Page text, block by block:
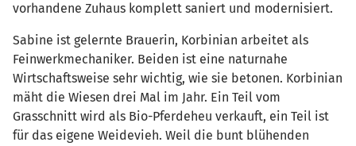
vorhandene Zuhaus komplett saniert und modernisiert.
Sabine ist gelernte Brauerin, Korbinian arbeitet als
Feinwerkmechaniker. Beiden ist eine naturnahe
Wirtschaftsweise sehr wichtig, wie sie betonen. Korbinian
mäht die Wiesen drei Mal im Jahr. Ein Teil vom
Grasschnitt wird als Bio-Pferdeheu verkauft, ein Teil ist
für das eigene Weidevieh. Weil die bunt blühenden